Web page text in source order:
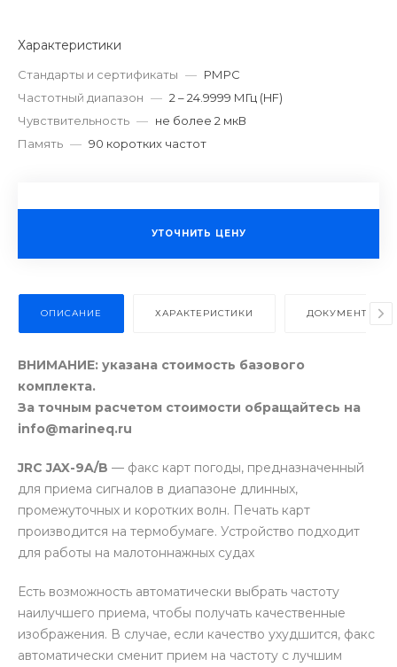
Характеристики
Стандарты и сертификаты — РМРС
Частотный диапазон — 2 – 24.9999 МГц (HF)
Чувствительность — не более 2 мкВ
Память — 90 коротких частот
УТОЧНИТЬ ЦЕНУ
ОПИСАНИЕ ХАРАКТЕРИСТИКИ ДОКУМЕНТЫ
ВНИМАНИЕ: указана стоимость базового
комплекта.
За точным расчетом стоимости обращайтесь на
info@marineq.ru
JRC JAX-9A/B — факс карт погоды, предназначенный
для приема сигналов в диапазоне длинных,
промежуточных и коротких волн. Печать карт
производится на термобумаге. Устройство подходит
для работы на малотоннажных судах
Есть возможность автоматически выбрать частоту
наилучшего приема, чтобы получать качественные
изображения. В случае, если качество ухудшится, факс
автоматически сменит прием на частоту с лучшим